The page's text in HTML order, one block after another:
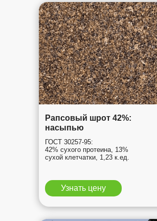
Рапсовый шрот 42%:
насыпью
ГОСТ 30257-95:
42% сухого протеина, 13%
сухой клетчатки, 1,23 к.ед.
Узнать цену